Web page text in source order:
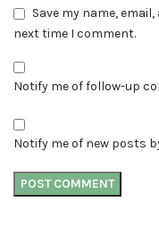
Save my name,
next time I comment.
Notify me of follow-up
Notify me of new posts